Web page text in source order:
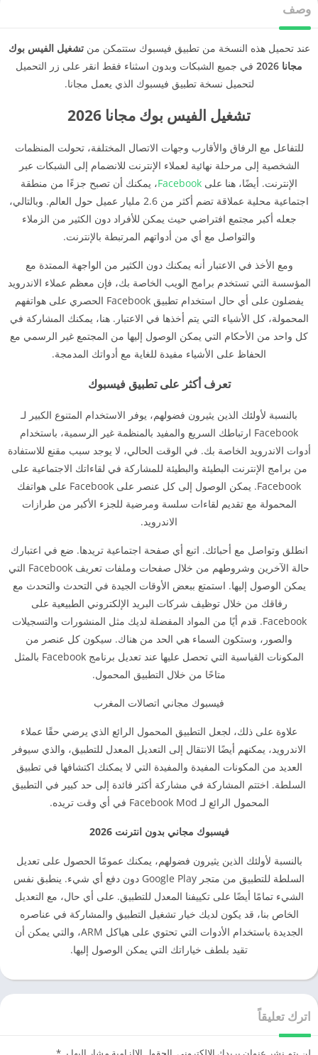
وصف
عند تحميل هذه النسخة من تطبيق فيسبوك ستتمكن منتشغيل الفيس بوك
مجانا 2026
في جميع الشبكات وبدون اسثناء فقط انقر على زر التحميل
لتحميل نسخة تطبيق فيسبوك الذي يعمل مجانا.
تشغيل الفيس بوك مجانا 2026
للتفاعل مع الرفاق والأقارب وجهات الاتصال المختلفة، تحولت المنظمات
الشخصية إلى مرحلة نهائية لعملاء الإنترنت للانضمام إلى الشبكات عبر
الإنترنت. أيضًا، هنا على Facebook، يمكنك أن تصبح جزءًا من منطقة
اجتماعية محلية عملاقة تضم أكثر من 2.6 مليار عميل حول العالم. وبالتالي،
جعله أكبر مجتمع افتراضي حيث يمكن للأفراد دون الكثير من الزملاء
والتواصل مع أي من أدواتهم المرتبطة بالإنترنت.
ومع الأخذ في الاعتبار أنه يمكنك دون الكثير من الواجهة الممتدة مع
المؤسسة التي تستخدم برامج الويب الخاصة بك، فإن معظم عملاء الاندرويد
يفضلون على أي حال استخدام تطبيق Facebook الحصري على هواتفهم
المحمولة، كل الأشياء التي يتم أخذها في الاعتبار. هنا، يمكنك المشاركة في
كل واحد من الأحكام التي يمكن الوصول إليها من المجتمع غير الرسمي مع
الحفاظ على الأشياء مفيدة للغاية مع أدواتك المدمجة.
تعرف أكثر على تطبيق فيسبوك
بالنسبة لأولئك الذين يثيرون فضولهم، يوفر الاستخدام المتنوع الكبير لـ
Facebook ارتباطك السريع والمفيد بالمنظمة غير الرسمية، باستخدام
أدوات الاندرويد الخاصة بك. في الوقت الحالي، لا يوجد سبب مقنع للاستفادة
من برامج الإنترنت البطيئة والبطيئة للمشاركة في لقاءاتك الاجتماعية على
Facebook. يمكن الوصول إلى كل عنصر على Facebook على هواتفك
المحمولة مع تقديم لقاءات سلسة ومرضية للجزء الأكبر من طرازات
الاندرويد.
انطلق وتواصل مع أحبائك. اتبع أي صفحة اجتماعية تريدها. ضع في اعتبارك
حالة الآخرين وشروطهم من خلال صفحات وملفات تعريف Facebook التي
يمكن الوصول إليها. استمتع ببعض الأوقات الجيدة في التحدث والتحدث مع
رفاقك من خلال توظيف شركات البريد الإلكتروني الطبيعية على
Facebook. قدم أيًا من المواد المفضلة لديك مثل المنشورات والتسجيلات
والصور، وستكون السماء هي الحد من هناك. سيكون كل عنصر من
المكونات القياسية التي تحصل عليها عند تعديل برنامج Facebook بالمثل
متاحًا من خلال التطبيق المحمول.
فيسبوك مجاني اتصالات المغرب
علاوة على ذلك، لجعل التطبيق المحمول الرائع الذي يرضي حقًا عملاء
الاندرويد، يمكنهم أيضًا الانتقال إلى التعديل المعدل للتطبيق، والذي سيوفر
العديد من المكونات المفيدة والمفيدة التي لا يمكنك اكتشافها في تطبيق
السلطة. اختتم المشاركة في مشاركة أكثر فائدة إلى حد كبير في التطبيق
المحمول الرائع لـ Facebook Mod في أي وقت تريده.
فيسبوك مجاني بدون انترنت 2026
بالنسبة لأولئك الذين يثيرون فضولهم، يمكنك عمومًا الحصول على تعديل
السلطة للتطبيق من متجر Google Play دون دفع أي شيء. ينطبق نفس
الشيء تمامًا أيضًا على تكييفنا المعدل للتطبيق. على أي حال، مع التعديل
الخاص بنا، قد يكون لديك خيار تشغيل التطبيق والمشاركة في عناصره
الجديدة باستخدام الأدوات التي تحتوي على هياكل ARM، والتي يمكن أن
تقيد بلطف خياراتك التي يمكن الوصول إليها.
اترك تعليقاً